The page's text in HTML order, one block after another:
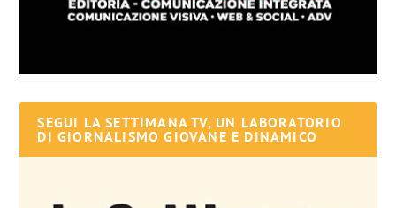
SEGUI LA SETTIMANA TV, UN LABORATORIO
DI GIORNALISMO GIOVANE E DINAMICO